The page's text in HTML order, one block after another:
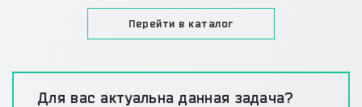
Перейти в каталог
Для вас актуальнаданная задача?